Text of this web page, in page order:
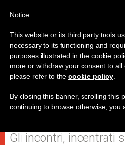
Conclusa la
Pontificia
Tommaso d'Aquino
Gli incontri, incentrati
Notice
This website or its third party tools
necessary to its functioning and
purposes illustrated in the cookie
more or withdraw your consent to all
please refer to the cookie policy
By closing this banner, scrolling this
continuing to browse otherwise, you